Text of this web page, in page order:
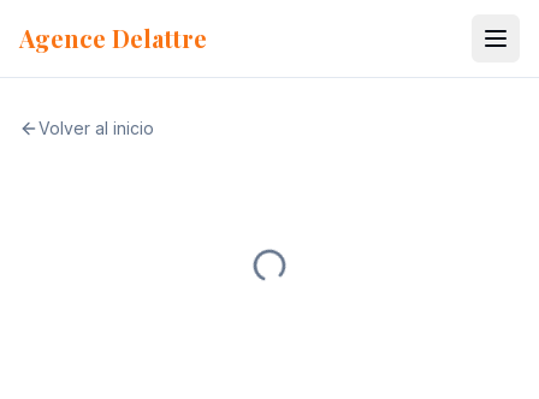
Agence Delattre
Volver al inicio